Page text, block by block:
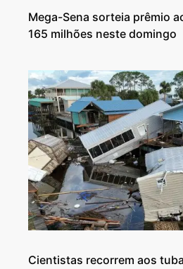
Mega-Sena sorteia prêmio
165 milhões neste domingo
Cientistas recorrem aos